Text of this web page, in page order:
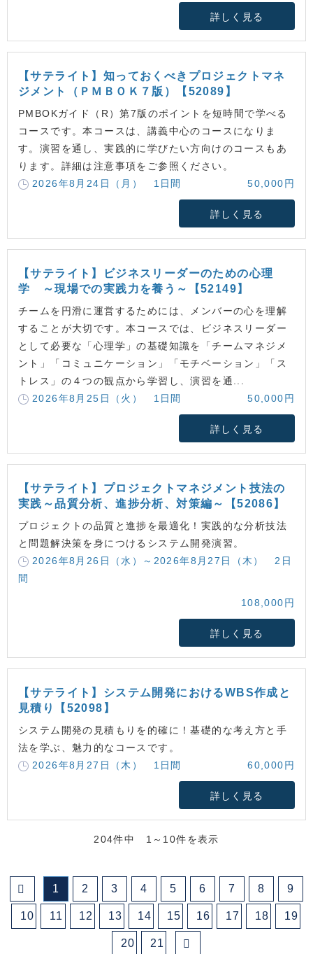
詳しく見る
【サテライト】知っておくべきプロジェクトマネ
ジメント（ＰＭＢＯＫ７版）【52089】
PMBOKガイド（R）第7版のポイントを短時間で学べる
コースです。本コースは、講義中心のコースになりま
す。演習を通し、実践的に学びたい方向けのコースもあ
ります。詳細は注意事項をご参照ください。
2026年8月24日（月） 1日間
50,000円
詳しく見る
【サテライト】ビジネスリーダーのための心理
学 ～現場での実践力を養う～【52149】
チームを円滑に運営するためには、メンバーの心を理解
することが大切です。本コースでは、ビジネスリーダー
として必要な「心理学」の基礎知識を「チームマネジメ
ント」「コミュニケーション」「モチベーション」「ス
トレス」の４つの観点から学習し、演習を通...
2026年8月25日（火） 1日間
50,000円
詳しく見る
【サテライト】プロジェクトマネジメント技法の
実践～品質分析、進捗分析、対策編～【52086】
プロジェクトの品質と進捗を最適化！実践的な分析技法
と問題解決策を身につけるシステム開発演習。
2026年8月26日（水）～2026年8月27日（木） 2日
間
108,000円
詳しく見る
【サテライト】システム開発におけるWBS作成と
見積り【52098】
システム開発の見積もりを的確に！基礎的な考え方と手
法を学ぶ、魅力的なコースです。
2026年8月27日（木） 1日間
60,000円
詳しく見る
204件中 1～10件を表示
1 2 3 4 5 6 7 8 9
10 11 12 13 14 15 16 17 18 19
20 21